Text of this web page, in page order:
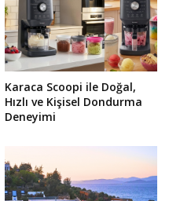
Karaca Scoopi ile Doğal,
Hızlı ve Kişisel Dondurma
Deneyimi